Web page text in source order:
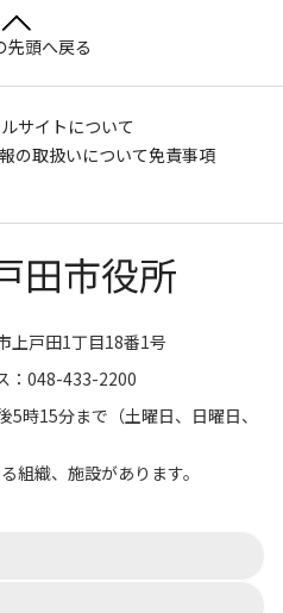
先頭へ戻る
サイトについて
の取扱いについて免責事項
上戸田1丁目18番1号
：048-433-2200
時15分まで（土曜日、日曜日、
組織、施設があります。